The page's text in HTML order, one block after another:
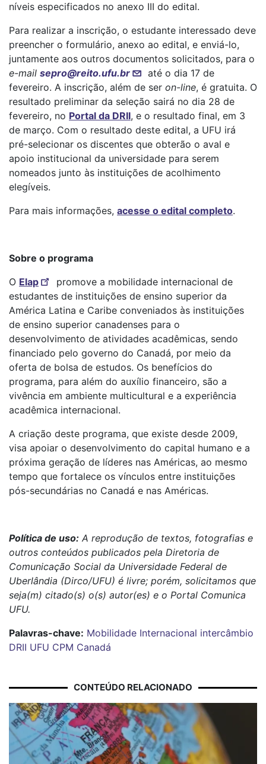
níveis especificados no anexo III do edital.
Para realizar a inscrição, o estudante interessado deve
preencher o formulário, anexo ao edital, e enviá-lo,
juntamente aos outros documentos solicitados, para o
e-mail sepro@reito.ufu.br
até o dia 17 de
fevereiro. A inscrição, além de ser on-line, é gratuita. O
resultado preliminar da seleção sairá no dia 28 de
fevereiro, no Portal da DRII, e o resultado final, em 3
de março. Com o resultado deste edital, a UFU irá
pré-selecionar os discentes que obterão o aval e
apoio institucional da universidade para serem
nomeados junto às instituições de acolhimento
elegíveis.
Para mais informações, acesse o edital completo.
Sobre o programa
O Elap
promove a mobilidade internacional de
estudantes de instituições de ensino superior da
América Latina e Caribe conveniados às instituições
de ensino superior canadenses para o
desenvolvimento de atividades acadêmicas, sendo
financiado pelo governo do Canadá, por meio da
oferta de bolsa de estudos. Os benefícios do
programa, para além do auxílio financeiro, são a
vivência em ambiente multicultural e a experiência
acadêmica internacional.
A criação deste programa, que existe desde 2009,
visa apoiar o desenvolvimento do capital humano e a
próxima geração de líderes nas Américas, ao mesmo
tempo que fortalece os vínculos entre instituições
pós-secundárias no Canadá e nas Américas.
Política de uso: A reprodução de textos, fotografias e
outros conteúdos publicados pela Diretoria de
Comunicação Social da Universidade Federal de
Uberlândia (Dirco/UFU) é livre; porém, solicitamos que
seja(m) citado(s) o(s) autor(es) e o Portal Comunica
UFU.
Palavras-chave: Mobilidade Internacional intercâmbio
DRII UFU CPM Canadá
CONTEÚDO RELACIONADO